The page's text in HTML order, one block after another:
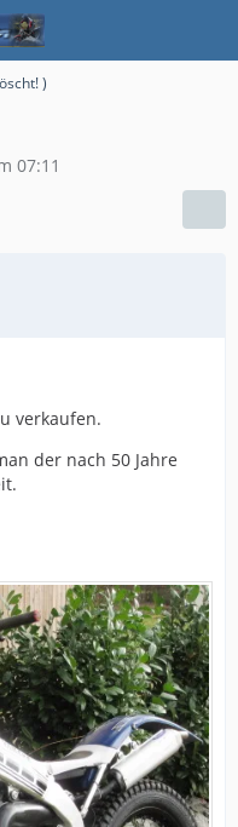
)
07:11
verkaufen.
der nach 50 Jahre